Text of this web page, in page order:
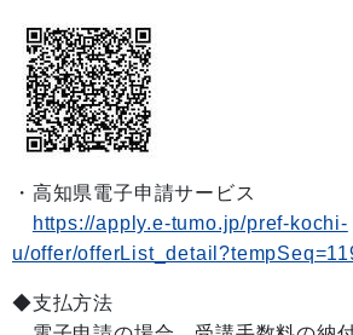
・高知県電子申請サービス
https://apply.e-tumo.jp/pref-kochi-
u/offer/
◆支払方法